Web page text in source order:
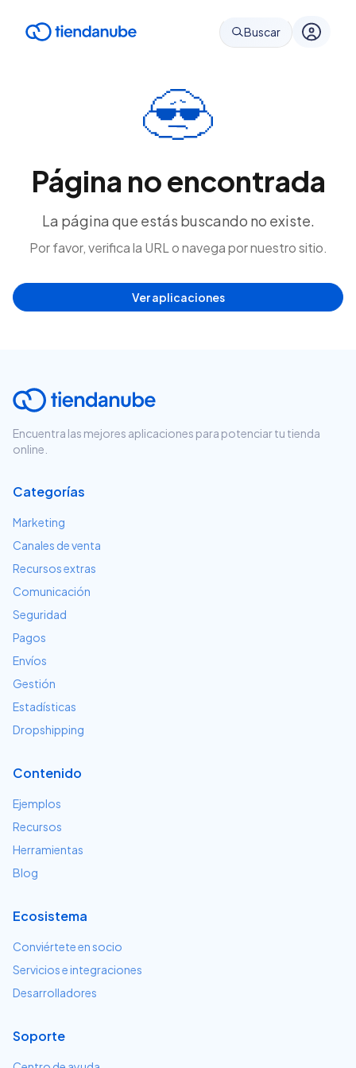
Buscar
Página no encontrada
La página que estás buscando no existe.
Por favor, verifica la URL o navega por nuestro sitio.
Ver aplicaciones
Encuentra las mejores aplicaciones para potenciar tu tienda
online.
Categorías
Marketing
Canales de venta
Recursos extras
Comunicación
Seguridad
Pagos
Envíos
Gestión
Estadísticas
Dropshipping
Contenido
Ejemplos
Recursos
Herramientas
Blog
Ecosistema
Conviértete en socio
Servicios e integraciones
Desarrolladores
Soporte